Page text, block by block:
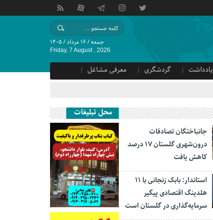
جمعه / ۱۶ مرداد / ۱۴۰۵
Friday, 7 August , 2026
یادداشت گردشگری
معرفی مشاغل
جانباختگان تصادفات
درون‌شهری گلستان ۱۷ درصد
کاهش یافت
استاندار: بابک زنجانی با ۱۱
هلدینگ اقتصادی پیگیر
سرمایه‌گذاری در گلستان است
محل تبلیغات